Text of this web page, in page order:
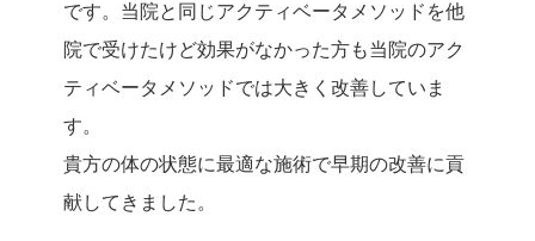
です。当院と同じアクティベータメソッドを他
院で受けたけど効果がなかった方も当院のアク
ティベータメソッドでは大きく改善していま
す。
貴方の体の状態に最適な施術で早期の改善に貢
献してきました。